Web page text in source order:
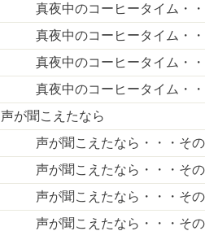
真夜中のコーヒータイム・
真夜中のコーヒータイム・
真夜中のコーヒータイム・
真夜中のコーヒータイム・
声が聞こえたなら
声が聞こえたなら・・・そ
声が聞こえたなら・・・そ
声が聞こえたなら・・・そ
声が聞こえたなら・・・そ